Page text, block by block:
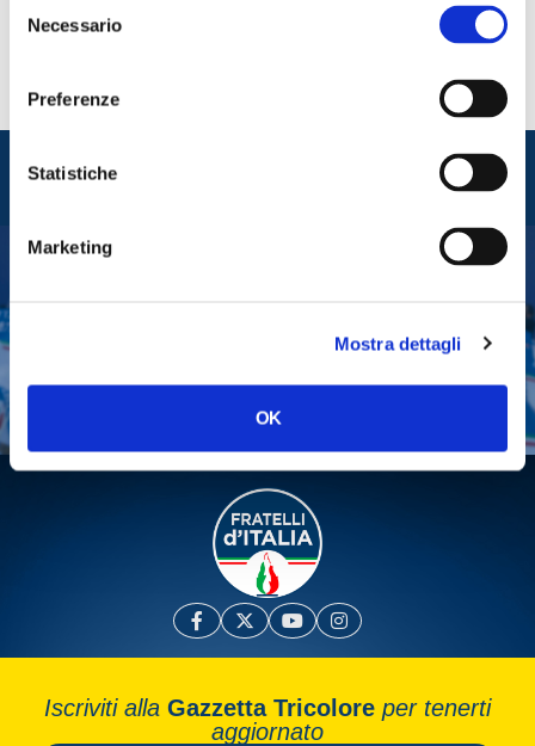
delNecessario
Preferenze
Statistiche
Marketing
Mostra dettagli
OK
inaudita che si impedisca ad una parlamentare leader di
un Partito che rappresenta milioni di italiani di utilizzare
per […]
Fai una donazione
Leggi la Gazzetta Tricolore
Iscriviti alla Gazzetta Tricolore per tenerti
aggiornato